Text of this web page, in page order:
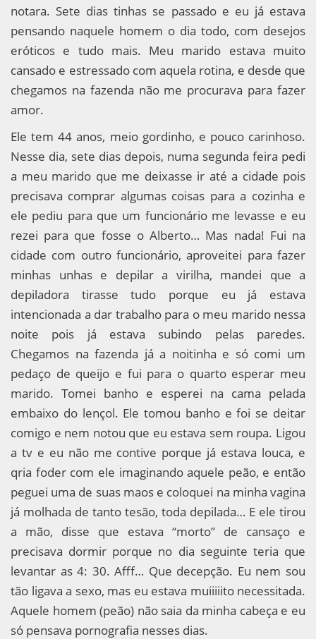
notara. Sete dias tinhas se passado e eu já estava
pensando naquele homem o dia todo, com desejos
eróticos e tudo mais. Meu marido estava muito
cansado e estressado com aquela rotina, e desde que
chegamos na fazenda não me procurava para fazer
amor.
Ele tem 44 anos, meio gordinho, e pouco carinhoso.
Nesse dia, sete dias depois, numa segunda feira pedi
a meu marido que me deixasse ir até a cidade pois
precisava comprar algumas coisas para a cozinha e
ele pediu para que um funcionário me levasse e eu
rezei para que fosse o Alberto… Mas nada! Fui na
cidade com outro funcionário, aproveitei para fazer
minhas unhas e depilar a virilha, mandei que a
depiladora tirasse tudo porque eu já estava
intencionada a dar trabalho para o meu marido nessa
noite pois já estava subindo pelas paredes.
Chegamos na fazenda já a noitinha e só comi um
pedaço de queijo e fui para o quarto esperar meu
marido. Tomei banho e esperei na cama pelada
embaixo do lençol. Ele tomou banho e foi se deitar
comigo e nem notou que eu estava sem roupa. Ligou
a tv e eu não me contive porque já estava louca, e
qria foder com ele imaginando aquele peão, e então
peguei uma de suas maos e coloquei na minha vagina
já molhada de tanto tesão, toda depilada… E ele tirou
a mão, disse que estava “morto” de cansaço e
precisava dormir porque no dia seguinte teria que
levantar as 4: 30. Afff… Que decepção. Eu nem sou
tão ligava a sexo, mas eu estava muiiiiito necessitada.
Aquele homem (peão) não saia da minha cabeça e eu
só pensava pornografia nesses dias.